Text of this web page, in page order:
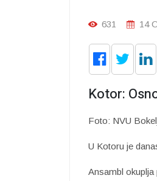
631 14
Kotor:
Foto: NVU
U Kotoru je
Ansambl